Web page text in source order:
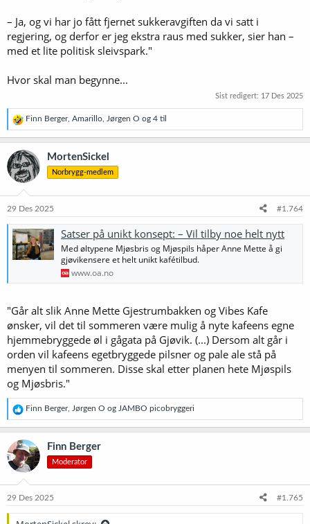
– Ja, og vi har jo fått fjernet sukkeravgiften da vi satt i
regjering, og derfor er jeg ekstra raus med sukker, sier han –
med et lite politisk sleivspark."
Hvor skal man begynne...
Sist redigert: 17 Des 2025
R
e
a
k
s
j
o
e
:
Finn Berger, Amarillo Jørgen O og 4 til
MortenSickel
Norbrygg-medlem
29 Des 2025 #1.764
Satser på unikt konsept: – Vil tilby noe helt nytt
Med øltypene Mjøsbris og Mjøspils håper Anne Mette å gi
gjøvikensere et helt unikt kafétilbud.
www.oa.no
"Går alt slik Anne Mette Gjestrumbakken og Vibes Kafe
ønsker, vil det til sommeren være mulig å nyte kafeens egne
hjemmebryggede øl i gågata på Gjøvik. (...) Dersom alt går i
orden vil kafeens egetbryggede pilsner og pale ale stå på
menyen til sommeren. Disse skal etter planen hete Mjøspils
og Mjøsbris."
R
e
a
k
s
j
o
e
Finn Berger, Jørgen O og JAMBO picobryggeri
Finn Berger
Moderator
29 Des 2025 #1.765